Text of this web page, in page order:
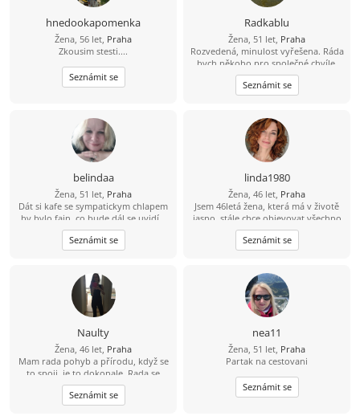
hnedookapomenka
Žena, 56 let, Praha
Zkousim stesti....
Seznámit se
Radkablu
Žena, 51 let, Praha
Rozvedená, minulost vyřešena. Ráda
bych někoho pro společné chvíle.
Mám ráda upřímnost a rozhodně
vím co chci.
Seznámit se
belindaa
Žena, 51 let, Praha
Dát si kafe se sympatickym chlapem
by bylo fajn, co bude dál,se uvidí...
Seznámit se
linda1980
Žena, 46 let, Praha
Jsem 46letá žena, která má v životě
jasno, stále chce objevovat všechno
hezké, co život nabízí. Láká mě
poznávání nových míst ať už jde o
výlet po hradech, nebo objevování
kulturu, potěší mě lístky do divadla,
film, nebo možnost si někde
zatancovat. Hledám muže, který se
umí smát, ale i otevřeně pokecat o
životě. Hledám vážný vztah založený
na upřímnosti a vzájemném
respektu. Pokud máš vyřešenou
minulost a chceš začít psát novou
kapitolu, budeme si rozumět.
Seznámit se
Naulty
Žena, 46 let, Praha
Mam rada pohyb a přírodu, když se
to spoji, je to dokonale. Rada se
zabyvam různými druhy cvičení a
zdravým životním stylem, ale
samozrejme rezervy jsou ;-). Osobni
Seznámit se
nea11
Žena, 51 let, Praha
Partak na cestovani
Seznámit se